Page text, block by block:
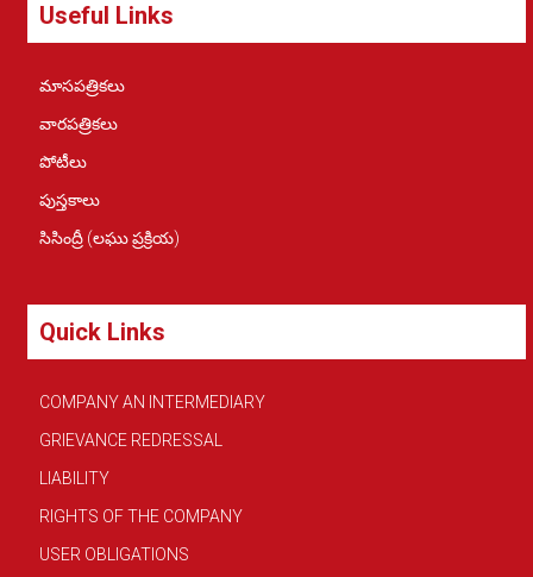
Useful Links
మాసపత్రికలు
వారపత్రికలు
పోటీలు
పుస్తకాలు
సిసింద్రీ (లఘు ప్రక్రియ)
Quick Links
COMPANY AN INTERMEDIARY
GRIEVANCE REDRESSAL
LIABILITY
RIGHTS OF THE COMPANY
USER OBLIGATIONS